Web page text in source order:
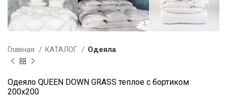
Главная КАТАЛОГ Одеяла
Одеяло QUEEN DOWN GRASS теплое с бортиком
200х200